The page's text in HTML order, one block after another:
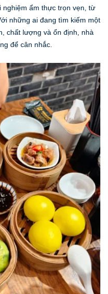
nghiệm ẩm thực trọn vẹn, từ
những ai đang tìm kiếm một
chất lượng và ổn định, nhà
để cân nhắc.